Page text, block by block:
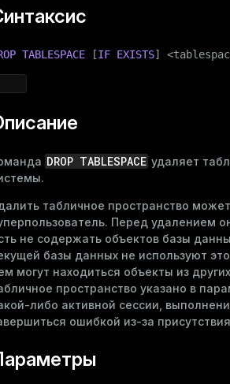
TABLESPACE [IF EXISTS]
DROP TABLESPACE удаляет
табличное пространство
Перед удалением
не содержать объектов базы
базы данных не используют
могут находиться объекты из
пространство указано в
либо активной сессии,
ошибкой из-за